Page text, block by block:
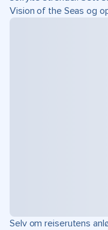
Vision of the Seas og
Selv om reiserutens